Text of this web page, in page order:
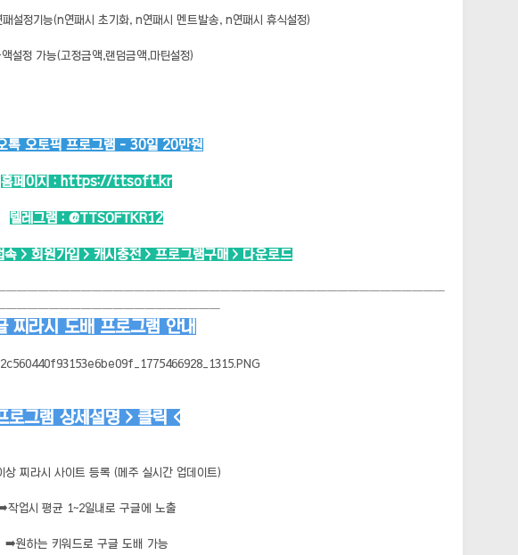
설정기능(n연패시 초기화, n연패시 멘트발송, n연패시 휴식설정)
설정 가능(고정금액,랜덤금액,마틴설정)
톡 오토픽 프로그램 - 30일 20만원
홈페이지 : https://ttsoft.kr
텔레그램 : @TTSOFTKR12
> 회원가입 > 캐시충전 > 프로그램구매 > 다운로드
찌라시 도배 프로그램 안내
로그램 상세설명 > 클릭 <
상 찌라시 사이트 등록 (메주 실시간 업데이트)
작업시 평균 1~2일내로 구글에 노출
➡️원하는 키워드로 구글 도배 가능